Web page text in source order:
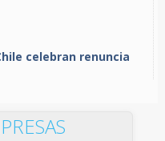
celebran renuncia